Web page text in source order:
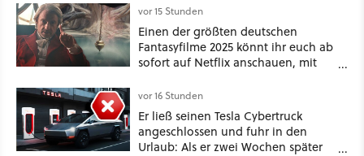
vor 15 Stunden
Einen der größten deutschen
Fantasyfilme 2025 könnt ihr euch ab
sofort auf Netflix anschauen, mit
vor 16 Stunden
Er ließ seinen Tesla Cybertruck
angeschlossen und fuhr in den
Urlaub: Als er zwei Wochen später